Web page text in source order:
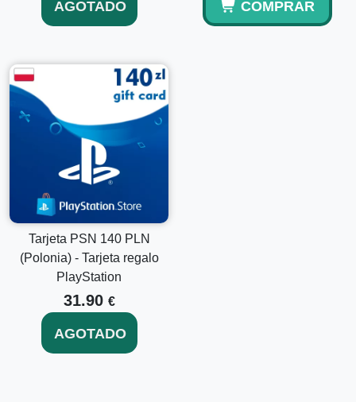
AGOTADO COMPRAR
Tarjeta PSN 140 PLN
(Polonia) - Tarjeta regalo
PlayStation
31.90 €
AGOTADO